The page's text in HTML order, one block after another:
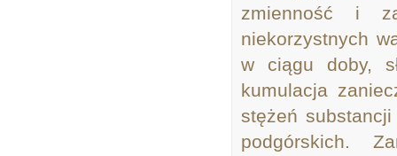
zmienność i
niekorzystnych
w ciągu doby,
kumulacja
stężeń
podgórskich.